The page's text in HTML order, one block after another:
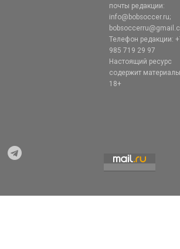
почты редакции:
info@bobsoccer.ru;
Телефон редакции:
985 719 29 97
Настоящий ресурс
содержит
18+